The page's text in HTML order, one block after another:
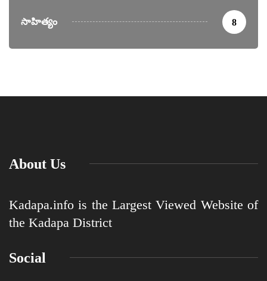
సాహిత్యం 8
About Us
Kadapa.info is the Largest Viewed Website of
the Kadapa District
Social